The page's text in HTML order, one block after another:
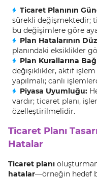
Ticaret Planının
sürekli değişmektedir;
bu değişimlere göre
Plan Hatalarının
planındaki eksiklikler
Plan Kurallarına
değişiklikler, aktif işlem
yapılmalı; canlı
Piyasa Uyumluğu:
vardır; ticaret planı,
özelleştirilmelidir.
Ticaret Planı
Hatalar
Ticaret planı
hatalar—örneğin hedef